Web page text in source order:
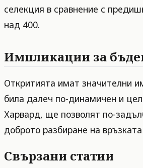
селекция в сравнение с
над 400.
Импликации за
Откритията имат значителни
била далеч по-динамичен и
Харвард, ще позволят по-
доброто разбиране на
Свързани статии